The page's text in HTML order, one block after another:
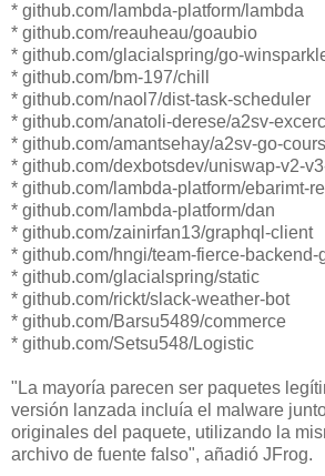
* github.com/lambda-platform/lambda
* github.com/reauheau/goaubio
* github.com/glacialspring/go-
* github.com/bm-197/chill
* github.com/naol7/dist-task-scheduler
* github.com/anatoli-derese/a2sv-
* github.com/amantsehay/a2sv-go-
* github.com/dexbotsdev/uniswap-v2-
* github.com/lambda-platform/ebarimt-
* github.com/lambda-platform/dan
* github.com/zainirfan13/graphql-client
* github.com/hngi/team-fierce-backend-
* github.com/glacialspring/static
* github.com/rickt/slack-weather-bot
* github.com/Barsu5489/commerce
* github.com/Setsu548/Logistic
"La mayoría parecen ser paquetes
versión lanzada incluía el malware
originales del paquete, utilizando la
archivo de fuente falso", añadió JFrog.